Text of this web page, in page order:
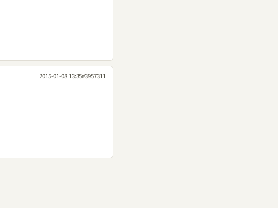
2015-01-08 13:35#3957311